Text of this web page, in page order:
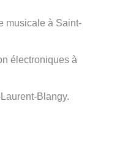
musicale à Saint-
électroniques à
Blangy.